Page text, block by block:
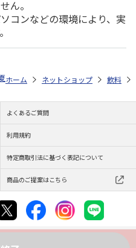
ん。
コンなどの環境により、実
ギフト特集 2026 ゆうゆうギフト
ホーム ネットショップ 飲料
よくあるご質問
利用規約
特定商取引法に基づく表記について
商品のご提案はこちら